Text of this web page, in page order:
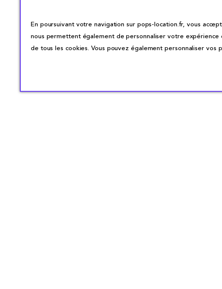
En poursuivant votre navigation sur pops-location.fr, vous
nous permettent également de personnaliser votre
de tous les cookies. Vous pouvez également personnaliser